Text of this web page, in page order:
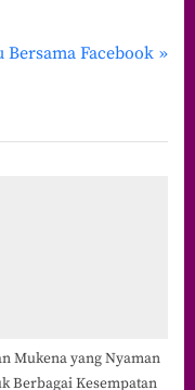
Facebook
Mukena yang Nyaman
Berbagai Kesempatan